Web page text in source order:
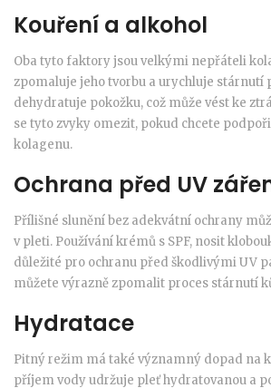
Kouření a alkohol
Oba tyto faktory jsou velkými nepřáteli
zpomaluje jeho tvorbu a urychluje stárnutí
dehydratuje pokožku, což může vést ke
se tyto zvyky omezit, pokud chcete
kolagenu.
Ochrana před UV
Přílišné slunění bez adekvátní ochrany
v pleti. Používání krémů s SPF, nosit
důležité pro ochranu před škodlivými UV
můžete výrazně zpomalit proces stárnutí
Hydratace
Pitný režim má také významný dopad na
příjem vody udržuje pleť hydratovanou a